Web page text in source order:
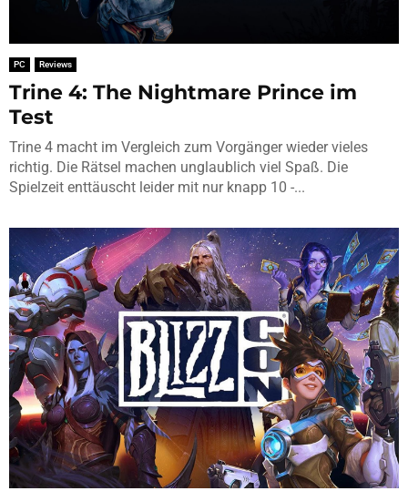
PC Reviews
Trine 4: The Nightmare Prince im
Test
Trine 4 macht im Vergleich zum Vorgänger wieder vieles
richtig. Die Rätsel machen unglaublich viel Spaß. Die
Spielzeit enttäuscht leider mit nur knapp 10 -...